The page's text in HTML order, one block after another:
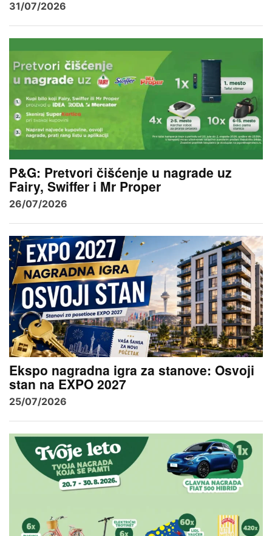
31/07/2026
P&G: Pretvori čišćenje u nagrade uz
Fairy, Swiffer i Mr Proper
26/07/2026
Ekspo nagradna igra za stanove: Osvoji
stan na EXPO 2027
25/07/2026